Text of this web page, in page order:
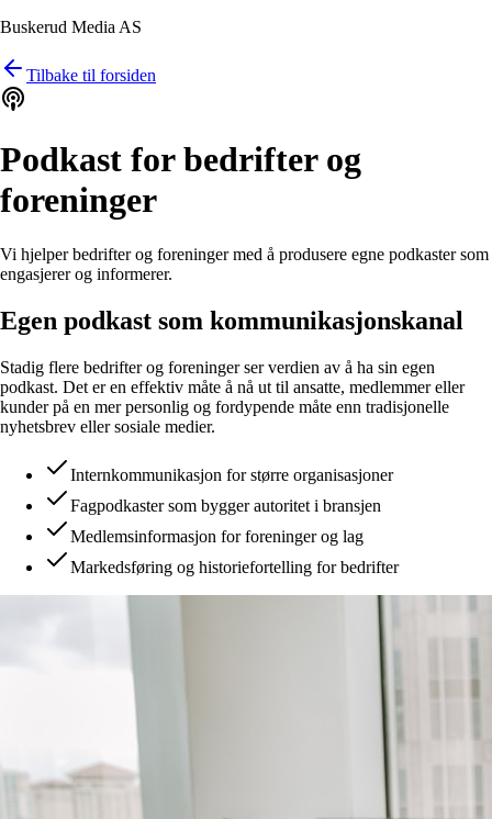
Buskerud Media AS
Tilbake til forsiden
Podkast for bedrifter og
foreninger
Vi hjelper bedrifter og foreninger med å produsere egne podkaster som
engasjerer og informerer.
Egen podkast som kommunikasjonskanal
Stadig flere bedrifter og foreninger ser verdien av å ha sin egen
podkast. Det er en effektiv måte å nå ut til ansatte, medlemmer eller
kunder på en mer personlig og fordypende måte enn tradisjonelle
nyhetsbrev eller sosiale medier.
Internkommunikasjon for større organisasjoner
Fagpodkaster som bygger autoritet i bransjen
Medlemsinformasjon for foreninger og lag
Markedsføring og historiefortelling for bedrifter